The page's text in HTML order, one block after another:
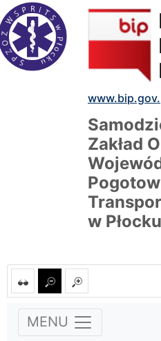
Zakład
w Płocku
MENU